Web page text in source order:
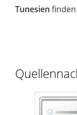
Tunesien finden